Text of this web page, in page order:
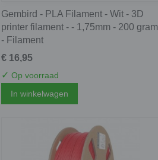
Gembird - PLA Filament - Wit - 3D
printer filament - - 1,75mm - 200 gram
- Filament
€ 16,95
✓ Op voorraad
In winkelwagen